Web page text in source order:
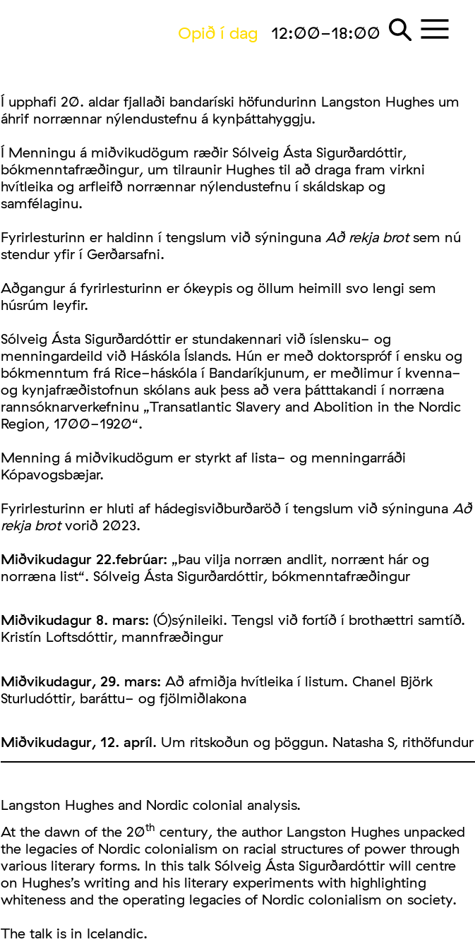
Opið í dag
12:00-18:00
Í upphafi 20. aldar fjallaði bandaríski höfundurinn Langston Hughes um
áhrif norrænnar nýlendustefnu á kynþáttahyggju.
Í Menningu á miðvikudögum ræðir Sólveig Ásta Sigurðardóttir,
bókmenntafræðingur, um tilraunir Hughes til að draga fram virkni
hvítleika og arfleifð norrænnar nýlendustefnu í skáldskap og
samfélaginu.
Fyrirlesturinn er haldinn í tengslum við sýninguna Að rekja brotsem nú
stendur yfir í Gerðarsafni.
Aðgangur á fyrirlesturinn er ókeypis og öllum heimill svo lengi sem
húsrúm leyfir.
Sólveig Ásta Sigurðardóttir er stundakennari við íslensku- og
menningardeild við Háskóla Íslands. Hún er með doktorspróf í ensku og
bókmenntum frá Rice-háskóla í Bandaríkjunum, er meðlimur í kvenna-
og kynjafræðistofnun skólans auk þess að vera þátttakandi í norræna
rannsóknarverkefninu „Transatlantic Slavery and Abolition in the Nordic
Region, 1700-1920“.
Menning á miðvikudögum er styrkt af lista- og menningarráði
Kópavogsbæjar.
Fyrirlesturinn er hluti af hádegisviðburðaröð í tengslum við sýninguna Að
rekja brotvorið 2023.
Miðvikudagur 22.febrúar: „Þau vilja norræn andlit, norrænt hár og
norræna list“. Sólveig Ásta Sigurðardóttir, bókmenntafræðingur
Miðvikudagur 8. mars: (Ó)sýnileiki. Tengsl við fortíð í brothættri samtíð.
Kristín Loftsdóttir, mannfræðingur
Miðvikudagur, 29. mars: Að afmiðja hvítleika í listum. Chanel Björk
Sturludóttir, baráttu- og fjölmiðlakona
Miðvikudagur, 12. apríl. Um ritskoðun og þöggun. Natasha S, rithöfundur
Langston Hughes and Nordic colonial analysis.
At the dawn of the 20th century, the author Langston Hughes unpacked
the legacies of Nordic colonialism on racial structures of power through
various literary forms. In this talk Sólveig Ásta Sigurðardóttir will centre
on Hughes’s writing and his literary experiments with highlighting
whiteness and the operating legacies of Nordic colonialism on society.
The talk is in Icelandic.